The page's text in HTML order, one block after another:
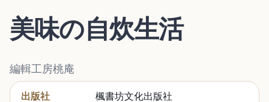
美味の自炊生活
編輯工房桃庵
出版社
楓書坊文化出版社